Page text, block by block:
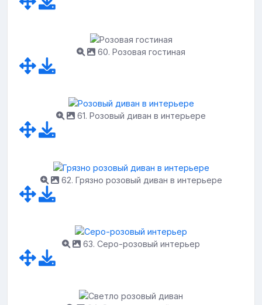
60. Розовая гостиная
61. Розовый диван в интерьере
62. Грязно розовый диван в интерьере
63. Серо-розовый интерьер